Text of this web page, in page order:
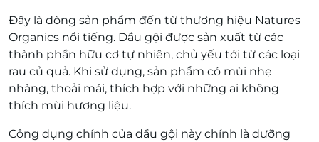
Đây là dòng sản phẩm đến từ thương hiệu Natures
Organics nổi tiếng. Dầu gội được sản xuất từ các
thành phần hữu cơ tự nhiên, chủ yếu tới từ các loại
rau củ quả. Khi sử dụng, sản phẩm có mùi nhẹ
nhàng, thoải mái, thích hợp với những ai không
thích mùi hương liệu.
Công dụng chính của dầu gội này chính là dưỡng